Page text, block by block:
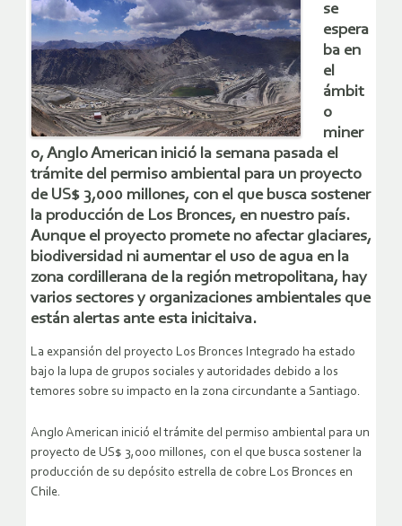
se
espera
ba en
el
ámbit
o
miner
o, Anglo American inició la semana pasada el
trámite del permiso ambiental para un proyecto
de US$ 3,000 millones, con el que busca sostener
la producción de Los Bronces, en nuestro país.
Aunque el proyecto promete no afectar glaciares,
biodiversidad ni aumentar el uso de agua en la
zona cordillerana de la región metropolitana, hay
varios sectores y organizaciones ambientales que
están alertas ante esta inicitaiva.
La expansión del proyecto Los Bronces Integrado ha estado
bajo la lupa de grupos sociales y autoridades debido a los
temores sobre su impacto en la zona circundante a Santiago.
Anglo American inició el trámite del permiso ambiental para un
proyecto de US$ 3,000 millones, con el que busca sostener la
producción de su depósito estrella de cobre Los Bronces en
Chile.